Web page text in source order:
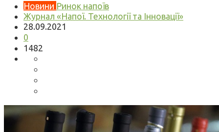
Новини Ринок напоїв
Журнал «Напої. Технології та Інновації»
28.09.2021
0
1482